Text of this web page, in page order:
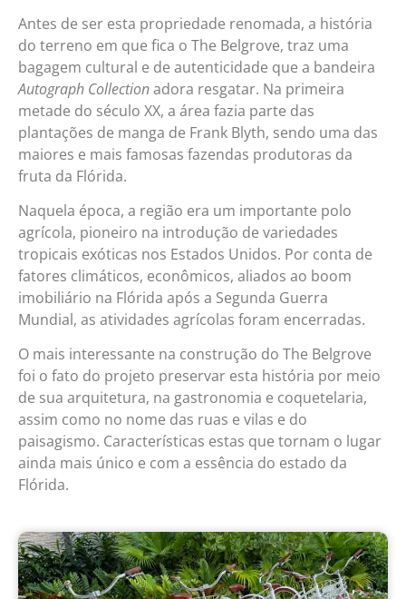
Antes de ser esta propriedade renomada, a história
do terreno em que fica o The Belgrove, traz uma
bagagem cultural e de autenticidade que a bandeira
Autograph Collectionadora resgatar. Na primeira
metade do século XX, a área fazia parte das
plantações de manga de Frank Blyth, sendo uma das
maiores e mais famosas fazendas produtoras da
fruta da Flórida.
Naquela época, a região era um importante polo
agrícola, pioneiro na introdução de variedades
tropicais exóticas nos Estados Unidos. Por conta de
fatores climáticos, econômicos, aliados ao boom
imobiliário na Flórida após a Segunda Guerra
Mundial, as atividades agrícolas foram encerradas.
O mais interessante na construção do The Belgrove
foi o fato do projeto preservar esta história por meio
de sua arquitetura, na gastronomia e coquetelaria,
assim como no nome das ruas e vilas e do
paisagismo. Características estas que tornam o lugar
ainda mais único e com a essência do estado da
Flórida.